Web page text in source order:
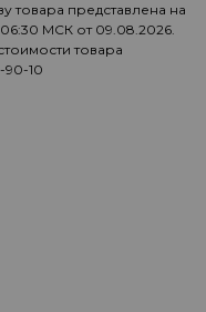
товара представлена на
МСК от 09.08.2026.
товара
90-10